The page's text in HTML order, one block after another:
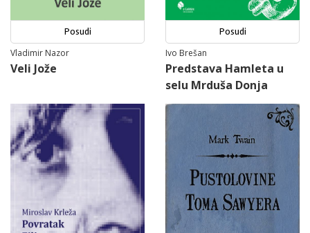
Posudi
Vladimir Nazor
Veli Jože
Posudi
Ivo Brešan
Predstava Hamleta u
selu Mrduša Donja